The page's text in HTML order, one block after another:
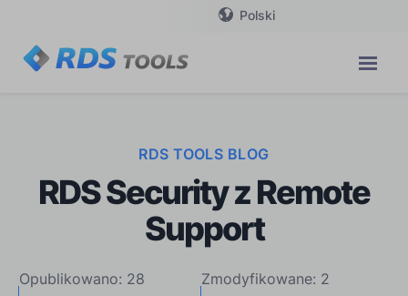
Polski
RDS TOOLS BLOG
RDS Security z Remote
Support
Opublikowano: 28
Zmodyfikowane: 2